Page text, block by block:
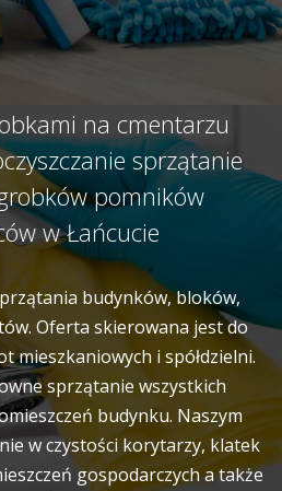
na cmentarzu
sprzątanie
pomników
w Łańcucie
budynków, bloków,
Oferta skierowana jest do
mieszkaniowych i spółdzielni.
sprzątanie wszystkich
budynku. Naszym
w czystości korytarzy, klatek
gospodarczych a także